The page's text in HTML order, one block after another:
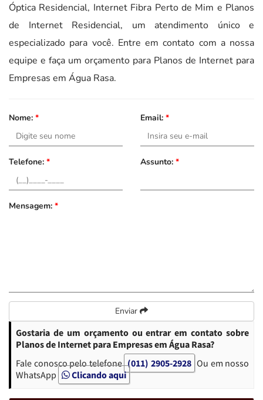
Óptica Residencial, Internet Fibra Perto de Mim e Planos
de Internet Residencial, um atendimento único e
especializado para você. Entre em contato com a nossa
equipe e faça um orçamento para Planos de Internet para
Empresas em Água Rasa.
Nome: * Email: *
Telefone: * Assunto: *
Mensagem: *
Enviar
Gostaria de um orçamento ou entrar em contato sobre
Planos de Internet para Empresas em Água Rasa?
Fale conosco pelo telefone (011) 2905-2928 Ou em nosso
WhatsApp
Clicando aqui